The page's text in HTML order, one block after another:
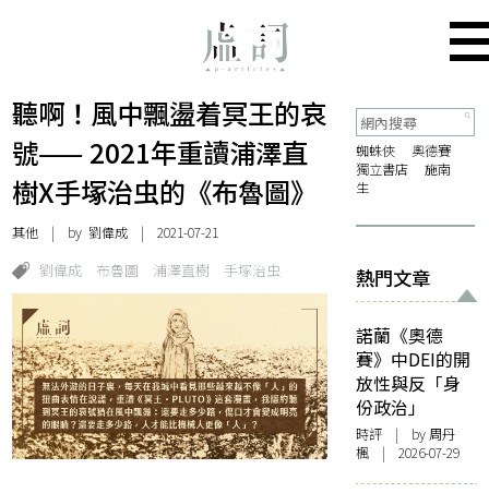
聽啊！風中飄盪着冥王的哀
號—— 2021年重讀浦澤直
樹X手塚治虫的《布魯圖》
其他 | by劉偉成 | 2021-07-21
劉偉成 布魯圖 浦澤直樹 手塚治虫
蜘蛛俠
奧德賽
獨立書店
施南
生
熱門文章
諾蘭《奧德
賽》中DEI的開
放性與反「身
份政治」
時評 | by周丹
楓 | 2026-07-29